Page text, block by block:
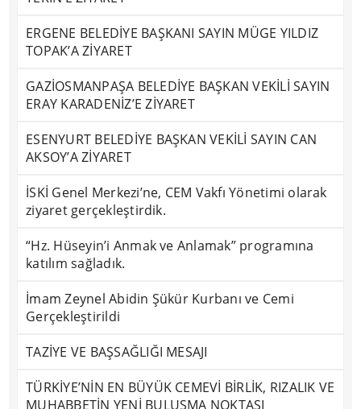
ERGENE BELEDİYE BAŞKANI SAYIN MÜGE YILDIZ
TOPAK’A ZİYARET
GAZİOSMANPAŞA BELEDİYE BAŞKAN VEKİLİ SAYIN
ERAY KARADENİZ’E ZİYARET
ESENYURT BELEDİYE BAŞKAN VEKİLİ SAYIN CAN
AKSOY’A ZİYARET
İSKİ Genel Merkezi’ne, CEM Vakfı Yönetimi olarak
ziyaret gerçekleştirdik.
“Hz. Hüseyin’i Anmak ve Anlamak” programına
katılım sağladık.
İmam Zeynel Abidin Şükür Kurbanı ve Cemi
Gerçekleştirildi
TAZİYE VE BAŞSAĞLIĞI MESAJI
TÜRKİYE’NİN EN BÜYÜK CEMEVİ BİRLİK, RIZALIK VE
MUHABBETİN YENİ BULUŞMA NOKTASI